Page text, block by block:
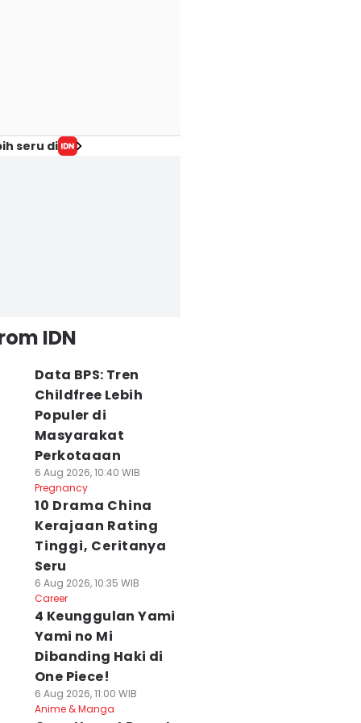
seru di
IDN
Data BPS: Tren
Childfree Lebih
Populer di
Masyarakat
Perkotaaan
6 Aug 2026, 10:40 WIB
Pregnancy
10 Drama China
Kerajaan Rating
Tinggi, Ceritanya
Seru
6 Aug 2026, 10:35 WIB
Career
4 Keunggulan Yami
Yami no Mi
Dibanding Haki di
One Piece!
6 Aug 2026, 11:00 WIB
Anime & Manga